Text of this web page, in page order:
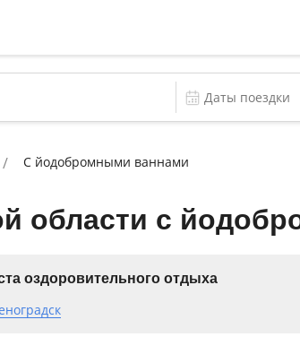
С йодобромными ваннами
области с
оздоровительного отдыха